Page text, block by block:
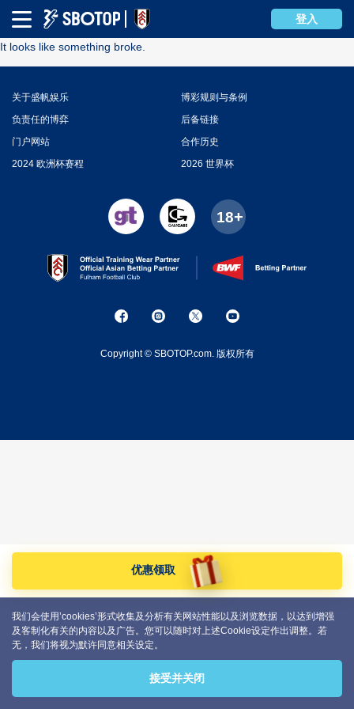
登入
Error
It looks like something broke.
关于盛帆娱乐
博彩规则与条例
负责任的博弈
后备链接
门户网站
合作历史
2024 欧洲杯赛程
2026 世界杯
Copyright © SBOTOP.com. 版权所有
优惠领取
我们会使用’cookies’形式收集及分析有关网站性能以及浏览数据，以达到增强
及客制化有关的内容以及广告。您可以随时对上述Cookie设定作出调整。若
无，我们将视为默许同意相关设定。
接受并关闭